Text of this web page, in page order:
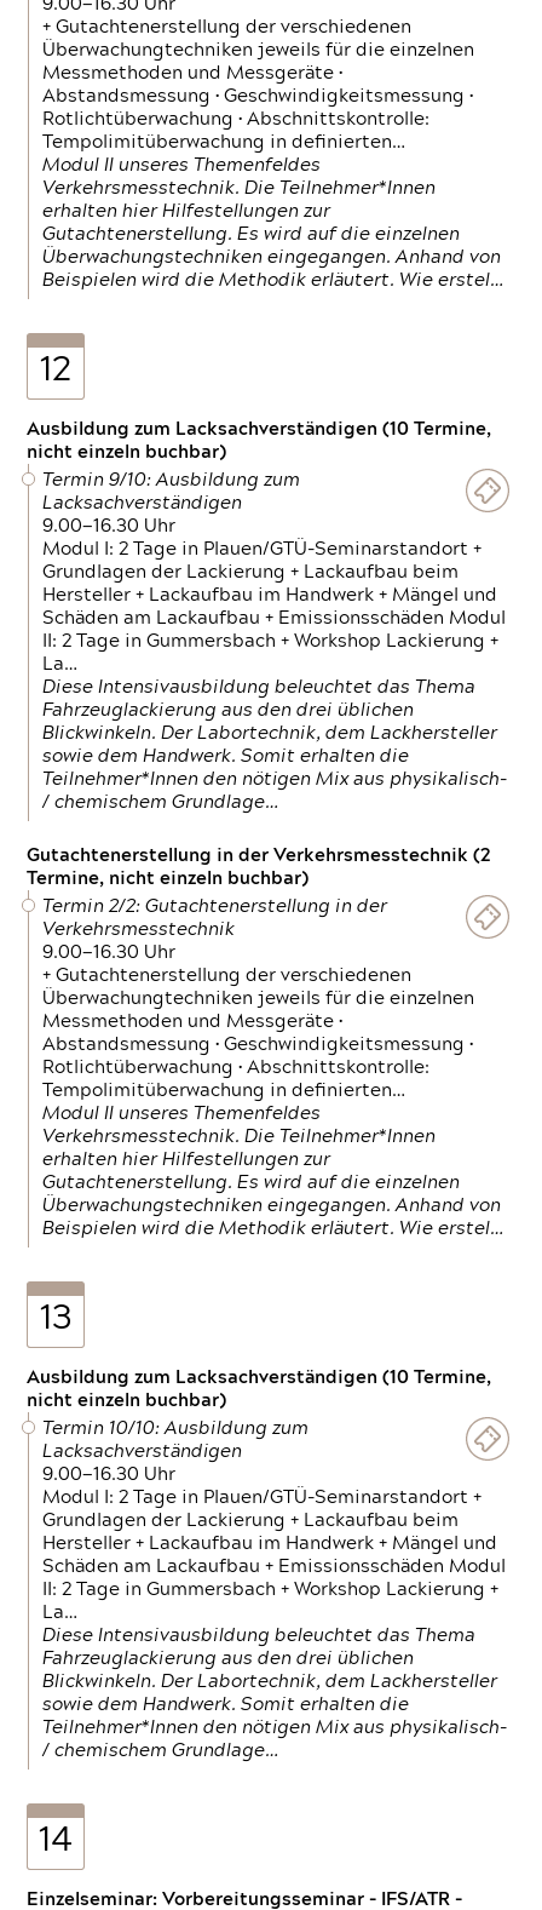
9.00—16.30 Uhr
+ Gutachtenerstellung der verschiedenen
Überwachungtechniken jeweils für die einzelnen
Messmethoden und Messgeräte •
Abstandsmessung • Geschwindigkeitsmessung •
Rotlichtüberwachung • Abschnittskontrolle:
Tempolimitüberwachung in definierten…
Modul II unseres Themenfeldes
Verkehrsmesstechnik. Die Teilnehmer*Innen
erhalten hier Hilfestellungen zur
Gutachtenerstellung. Es wird auf die einzelnen
Überwachungstechniken eingegangen. Anhand von
Beispielen wird die Methodik erläutert. Wie erstel…
12
Ausbildung zum Lacksachverständigen (10 Termine,
nicht einzeln buchbar)
Termin 9/10: Ausbildung zum
Lacksachverständigen
9.00—16.30 Uhr
Modul I: 2 Tage in Plauen/GTÜ-Seminarstandort +
Grundlagen der Lackierung + Lackaufbau beim
Hersteller + Lackaufbau im Handwerk + Mängel und
Schäden am Lackaufbau + Emissionsschäden Modul
II: 2 Tage in Gummersbach + Workshop Lackierung +
La…
Diese Intensivausbildung beleuchtet das Thema
Fahrzeuglackierung aus den drei üblichen
Blickwinkeln. Der Labortechnik, dem Lackhersteller
sowie dem Handwerk. Somit erhalten die
Teilnehmer*Innen den nötigen Mix aus physikalisch-
/ chemischem Grundlage…
Gutachtenerstellung in der Verkehrsmesstechnik (2
Termine, nicht einzeln buchbar)
Termin 2/2: Gutachtenerstellung in der
Verkehrsmesstechnik
9.00—16.30 Uhr
+ Gutachtenerstellung der verschiedenen
Überwachungtechniken jeweils für die einzelnen
Messmethoden und Messgeräte •
Abstandsmessung • Geschwindigkeitsmessung •
Rotlichtüberwachung • Abschnittskontrolle:
Tempolimitüberwachung in definierten…
Modul II unseres Themenfeldes
Verkehrsmesstechnik. Die Teilnehmer*Innen
erhalten hier Hilfestellungen zur
Gutachtenerstellung. Es wird auf die einzelnen
Überwachungstechniken eingegangen. Anhand von
Beispielen wird die Methodik erläutert. Wie erstel…
13
Ausbildung zum Lacksachverständigen (10 Termine,
nicht einzeln buchbar)
Termin 10/10: Ausbildung zum
Lacksachverständigen
9.00—16.30 Uhr
Modul I: 2 Tage in Plauen/GTÜ-Seminarstandort +
Grundlagen der Lackierung + Lackaufbau beim
Hersteller + Lackaufbau im Handwerk + Mängel und
Schäden am Lackaufbau + Emissionsschäden Modul
II: 2 Tage in Gummersbach + Workshop Lackierung +
La…
Diese Intensivausbildung beleuchtet das Thema
Fahrzeuglackierung aus den drei üblichen
Blickwinkeln. Der Labortechnik, dem Lackhersteller
sowie dem Handwerk. Somit erhalten die
Teilnehmer*Innen den nötigen Mix aus physikalisch-
/ chemischem Grundlage…
14
Einzelseminar: Vorbereitungsseminar - IFS/ATR -